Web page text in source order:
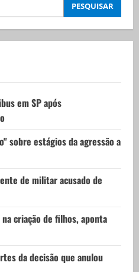
PESQUISAR
em SP após
sobre estágios da agressão a
de militar acusado de
criação de filhos, aponta
da decisão que anulou